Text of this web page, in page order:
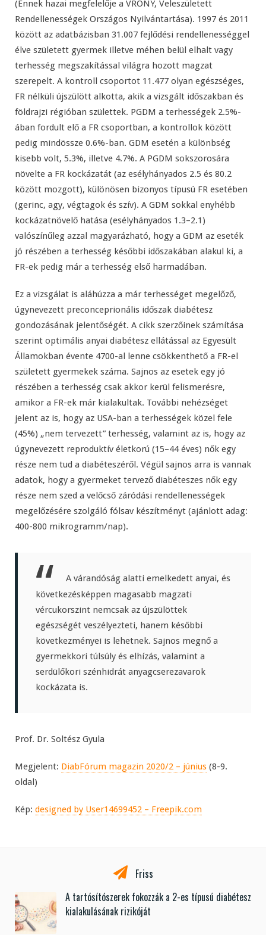
(Ennek hazai megfelelője a VRONY, Veleszületett
Rendellenességek Országos Nyilvántartása). 1997 és 2011
között az adatbázisban 31.007 fejlődési rendellenességgel
élve született gyermek illetve méhen belül elhalt vagy
terhesség megszakítással világra hozott magzat
szerepelt. A kontroll csoportot 11.477 olyan egészséges,
FR nélküli újszülött alkotta, akik a vizsgált időszakban és
földrajzi régióban születtek. PGDM a terhességek 2.5%-
ában fordult elő a FR csoportban, a kontrollok között
pedig mindössze 0.6%-ban. GDM esetén a különbség
kisebb volt, 5.3%, illetve 4.7%. A PGDM sokszorosára
növelte a FR kockázatát (az esélyhányados 2.5 és 80.2
között mozgott), különösen bizonyos típusú FR esetében
(gerinc, agy, végtagok és szív). A GDM sokkal enyhébb
kockázatnövelő hatása (esélyhányados 1.3–2.1)
valószínűleg azzal magyarázható, hogy a GDM az eseték
jó részében a terhesség későbbi időszakában alakul ki, a
FR-ek pedig már a terhesség első harmadában.
Ez a vizsgálat is aláhúzza a már terhességet megelőző,
úgynevezett preconceprionális időszak diabétesz
gondozásának jelentőségét. A cikk szerzőinek számítása
szerint optimális anyai diabétesz ellátással az Egyesült
Államokban évente 4700-al lenne csökkenthető a FR-el
született gyermekek száma. Sajnos az esetek egy jó
részében a terhesség csak akkor kerül felismerésre,
amikor a FR-ek már kialakultak. További nehézséget
jelent az is, hogy az USA-ban a terhességek közel fele
(45%) „nem tervezett” terhesség, valamint az is, hogy az
úgynevezett reproduktív életkorú (15–44 éves) nők egy
része nem tud a diabéteszéről. Végül sajnos arra is vannak
adatok, hogy a gyermeket tervező diabéteszes nők egy
része nem szed a velőcső záródási rendellenességek
megelőzésére szolgáló fólsav készítményt (ajánlott adag:
400-800 mikrogramm/nap).
A várandóság alatti emelkedett anyai, és
következésképpen magasabb magzati
vércukorszint nemcsak az újszülöttek
egészségét veszélyezteti, hanem későbbi
következményei is lehetnek. Sajnos megnő a
gyermekkori túlsúly és elhízás, valamint a
serdülőkori szénhidrát anyagcserezavarok
kockázata is.
Prof. Dr. Soltész Gyula
Megjelent: DiabFórum magazin 2020/2 – június (8-9.
oldal)
Kép: designed by User14699452 – Freepik.com
Friss
A tartósítószerek fokozzák a 2-es típusú diabétesz
kialakulásának rizikóját